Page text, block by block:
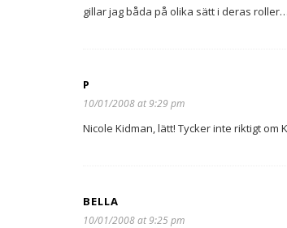
gillar jag båda på olika sätt i deras roller…
P
10/01/2008 at 9:29 pm
Nicole Kidman, lätt! Tycker inte riktigt
BELLA
10/01/2008 at 9:25 pm